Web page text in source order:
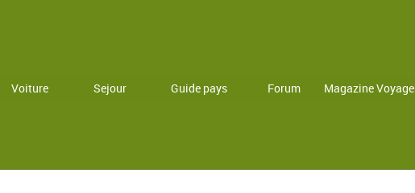
Voiture Sejour Guide pays Forum Magazine Voyage